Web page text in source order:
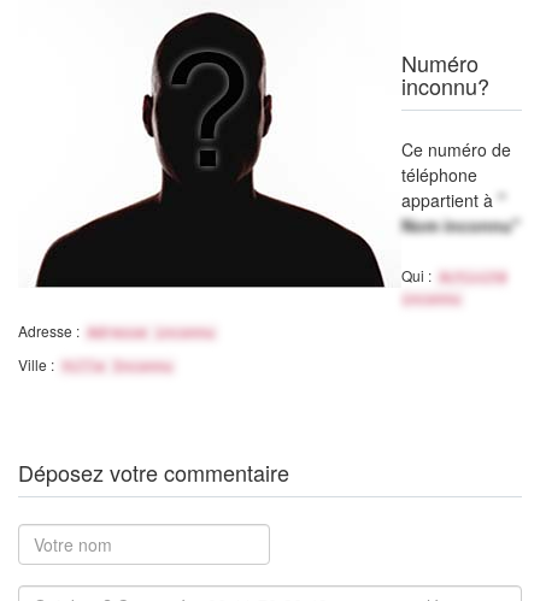
Numéro
inconnu?
Ce numéro de
téléphone
appartient à "
Nom inconnu"
Qui :
Activité
inconnu
Adresse : Adresse inconnu
Ville : Ville Inconnu
Déposez votre commentaire